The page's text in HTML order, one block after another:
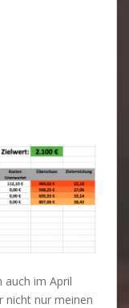
auch im April
nicht nur meinen